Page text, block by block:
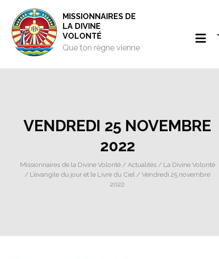
MISSIONNAIRES DE
LA DIVINE
VOLONTÉ
Que ton règne vienne
VENDREDI 25 NOVEMBRE
2022
Missionnaires de la Divine Volonté/ Actualités/ La Divine Volonté
/ L’évangile du jour et le Livre du Ciel / Vendredi 25 novembre
2022